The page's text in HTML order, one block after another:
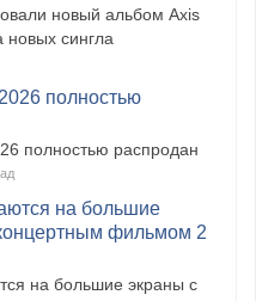
новый альбом Axis
новых сингла
полностью
полностью распродан
на большие
фильмом 2
на большие экраны с